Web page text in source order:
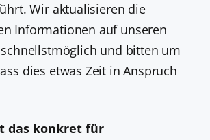
Wir aktualisieren die
Informationen auf unseren
und bitten um
dies etwas Zeit in Anspruch
das konkret für